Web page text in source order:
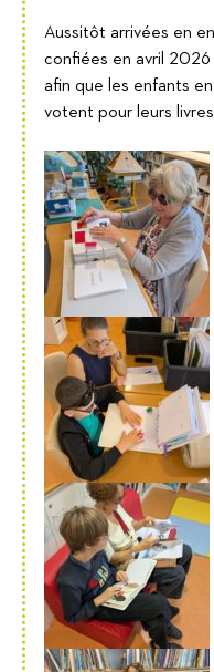
Aussitôt arrivées en
confiées en avril 2026
afin que les enfants
votent pour leurs